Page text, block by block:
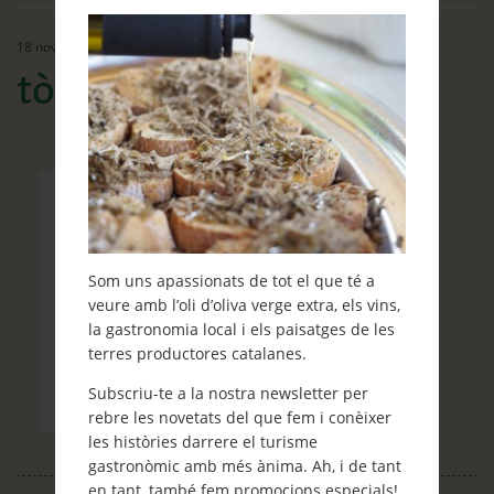
Som uns apassionats de tot el que té a
veure amb l’oli d’oliva verge extra, els vins,
la gastronomia local i els paisatges de les
terres productores catalanes.
Subscriu-te a la nostra newsletter per
rebre les novetats del que fem i conèixer
les històries darrere el turisme
gastronòmic amb més ànima. Ah, i de tant
Contacte
Què et ve de gust fer?
18 novembre, 2015
tòfona negra